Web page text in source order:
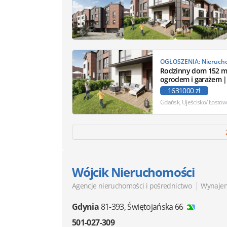
Rodzinny dom 152
ogrodem i garażem |
Start inwestycji
1631000 zł
Gdańsk, Ujeścisko/
Wójcik Nieruchomości
Agencje nieruchomości i pośrednictwo |
Gdynia81-393,Świętojańska 66
501-027-309